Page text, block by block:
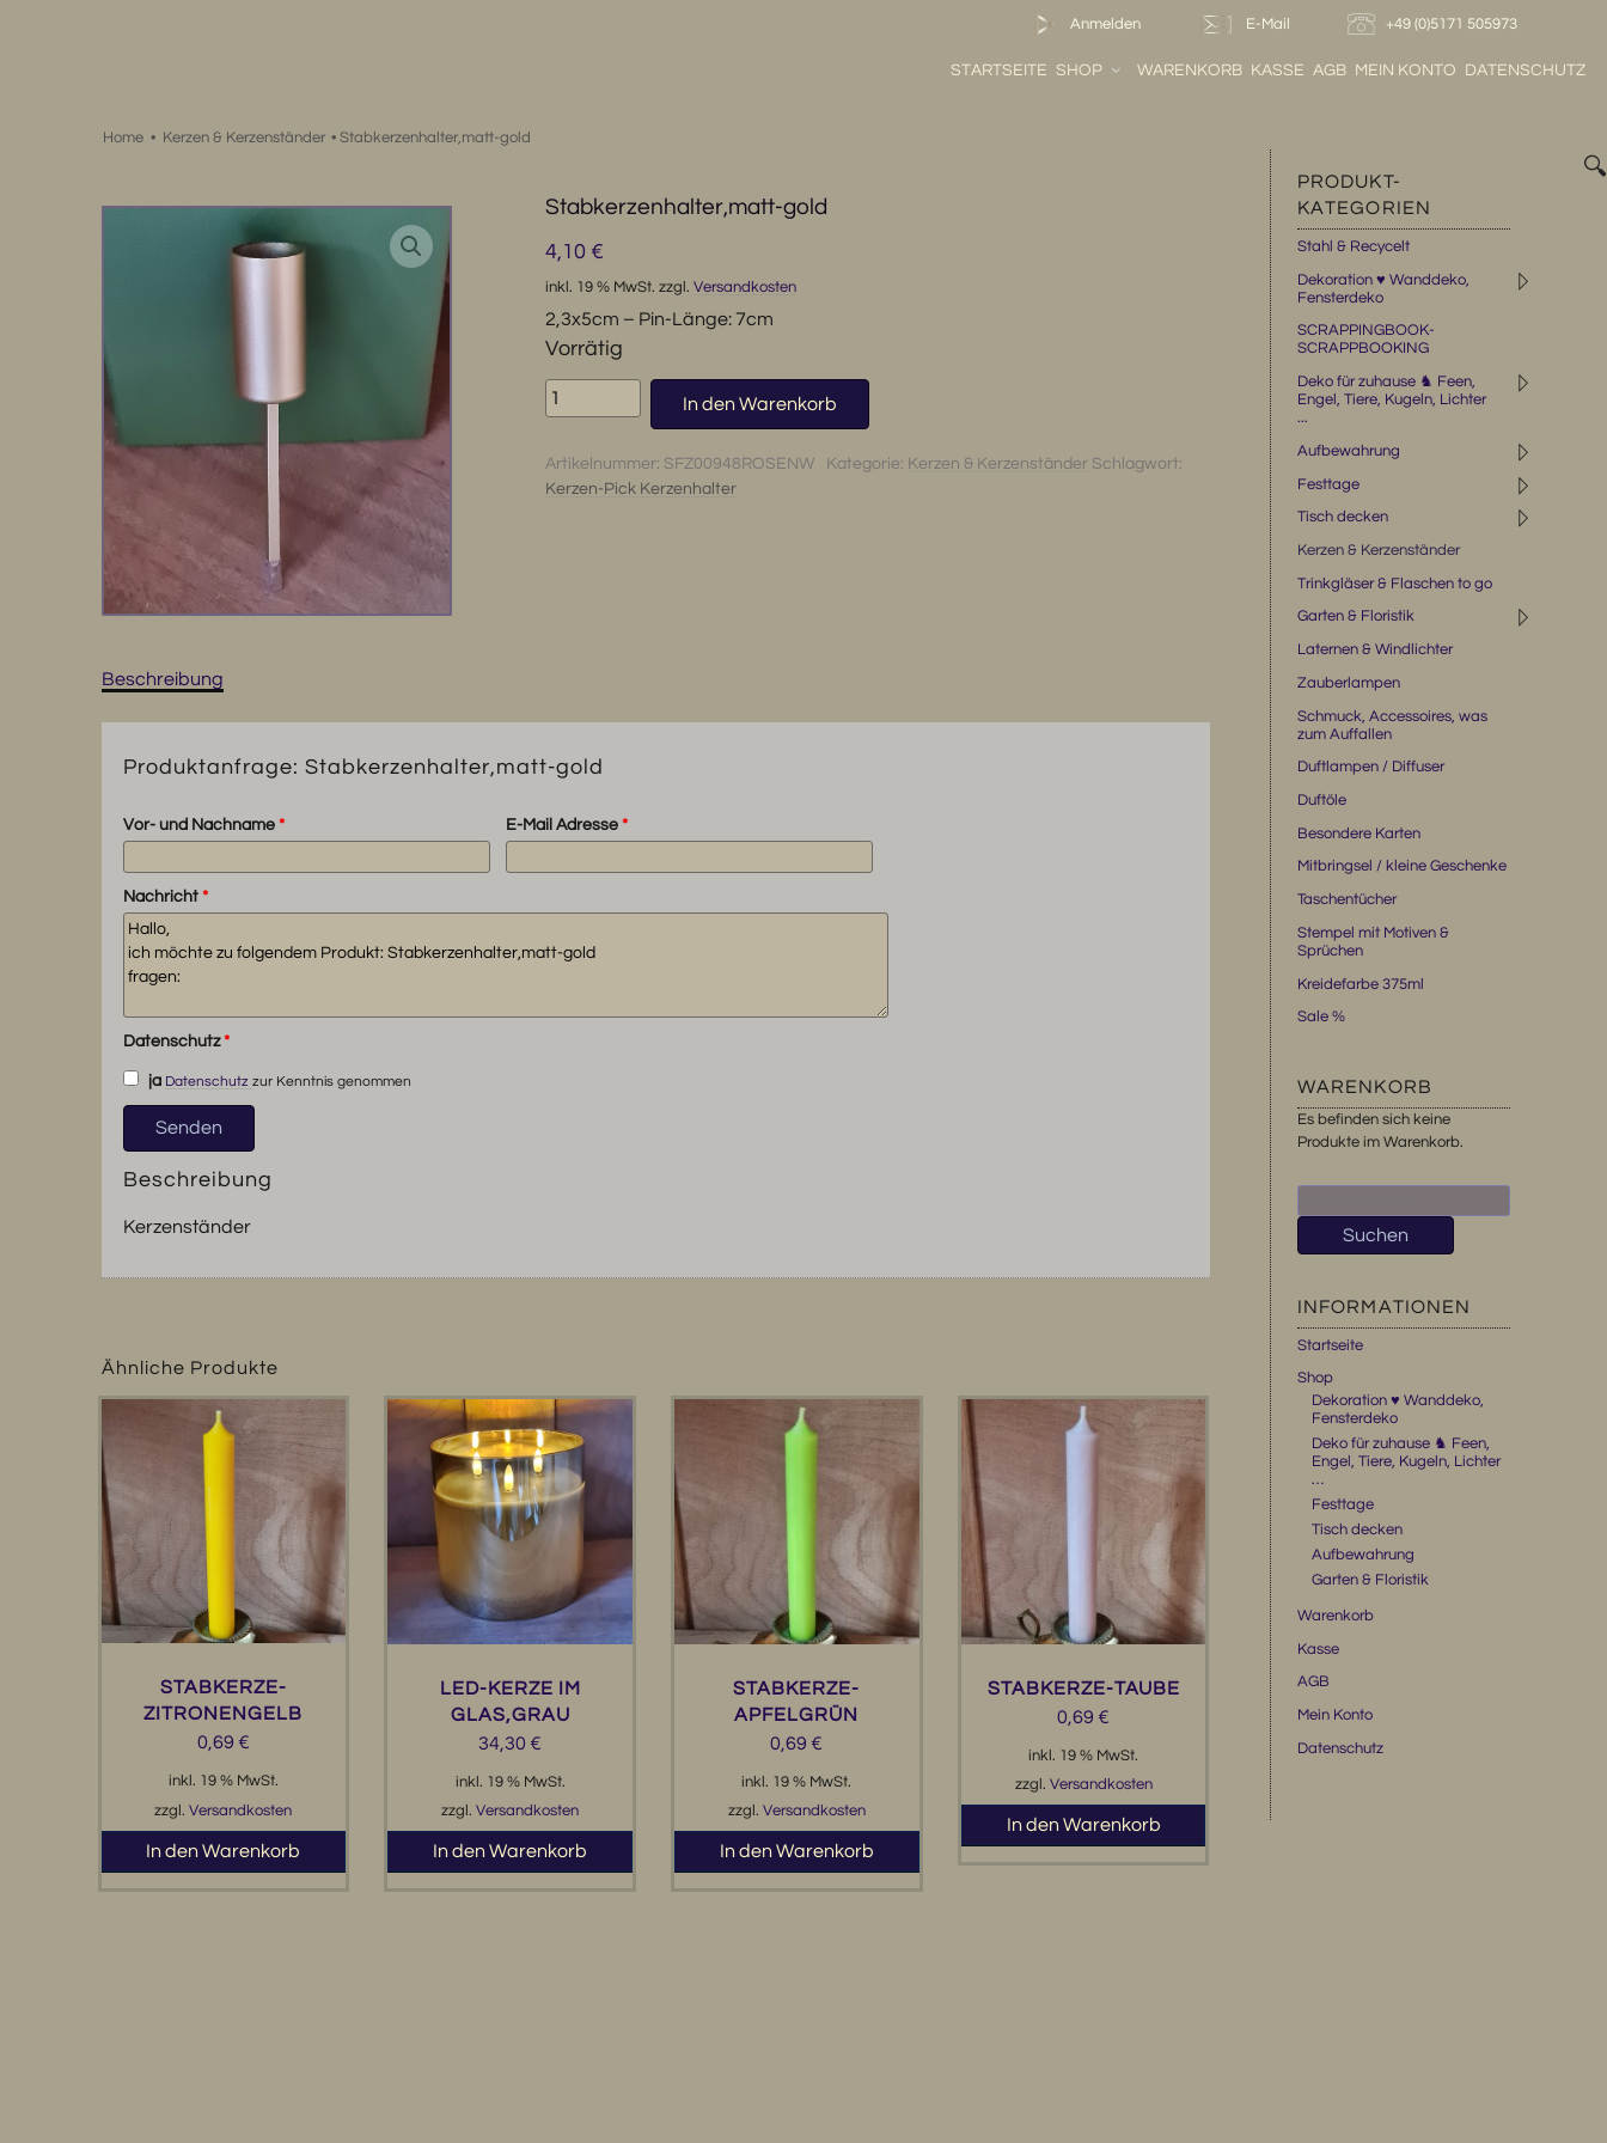
Anmelden E-Mail +49 (0)5171 505973
STARTSEITE SHOP WARENKORB KASSE AGB MEIN KONTO DATENSCHUTZ
Home • Kerzen & Kerzenständer •Stabkerzenhalter,matt-gold
🔍
Stabkerzenhalter,matt-gold
4,10 €
inkl. 19 % MwSt. zzgl. Versandkosten
2,3x5cm – Pin-Länge: 7cm
Vorrätig
Stabkerzenhalter,matt-
gold
In den Warenkorb
Artikelnummer: SFZ00948ROSENW Kategorie: Kerzen & Kerzenständer Schlagwort:
Kerzen-Pick Kerzenhalter
Beschreibung
Produktanfrage: Stabkerzenhalter,matt-gold
Vor- und Nachname* E-Mail Adresse*
Nachricht*
Datenschutz*
ja Datenschutzzur Kenntnis genommen
Beschreibung
Kerzenständer
Ähnliche Produkte
STABKERZE-
ZITRONENGELB
0,69 €
inkl. 19 % MwSt.
zzgl.Versandkosten
In den Warenkorb
LED-KERZE IM
GLAS,GRAU
34,30 €
inkl. 19 % MwSt.
zzgl.Versandkosten
In den Warenkorb
STABKERZE-
APFELGRÜN
0,69 €
inkl. 19 % MwSt.
zzgl. Versandkosten
In den Warenkorb
STABKERZE-TAUBE
0,69 €
inkl. 19 % MwSt.
zzgl. Versandkosten
In den Warenkorb
PRODUKT-
KATEGORIEN
Stahl & Recycelt
◹
Dekoration ♥ Wanddeko,
Fensterdeko
SCRAPPINGBOOK-
SCRAPPBOOKING
◹
Deko für zuhause ♞ Feen,
Engel, Tiere, Kugeln, Lichter
...
◹
Aufbewahrung
◹
Festtage
◹
Tisch decken
Kerzen & Kerzenständer
Trinkgläser & Flaschen to go
◹
Garten & Floristik
Laternen & Windlichter
Zauberlampen
Schmuck, Accessoires, was
zum Auffallen
Duftlampen / Diffuser
Duftöle
Besondere Karten
Mitbringsel / kleine Geschenke
Taschentücher
Stempel mit Motiven &
Sprüchen
Kreidefarbe 375ml
Sale %
WARENKORB
Es befinden sich keine
Produkte im Warenkorb.
nach:
Suchen
INFORMATIONEN
Startseite
Shop
Dekoration ♥ Wanddeko,
Fensterdeko
Deko für zuhause ♞ Feen,
Engel, Tiere, Kugeln, Lichter
…
Festtage
Tisch decken
Aufbewahrung
Garten & Floristik
Warenkorb
Kasse
AGB
Mein Konto
Datenschutz